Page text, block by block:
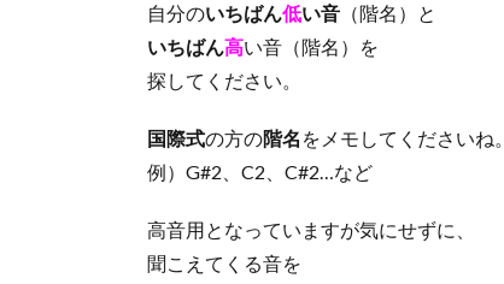
自分のいちばん低い音 （階名）と
いちばん高い音（階名）を
探してください。
国際式の方の階名 をメモしてくださいね。
例）G#2、C2、C#2…など
高音用となっていますが気にせずに、
聞こえてくる音を